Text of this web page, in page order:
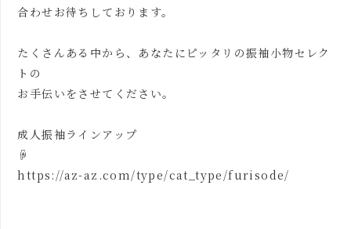
合わせお待ちしております。
たくさんある中から、あなたにピッタリの振袖小物セレク
トの
お手伝いをさせてください。
成人振袖ラインアップ
☟
https://az-az.com/type/cat_type/furisode/